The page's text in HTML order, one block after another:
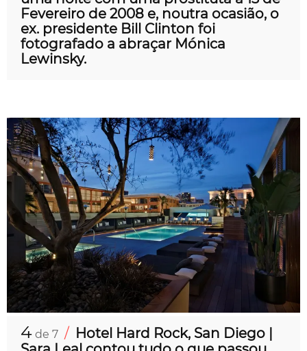
Fevereiro de 2008 e, noutra ocasião, o
ex. presidente Bill Clinton foi
fotografado a abraçar Mónica
Lewinsky.
4 de 7 / Hotel Hard Rock, San Diego |